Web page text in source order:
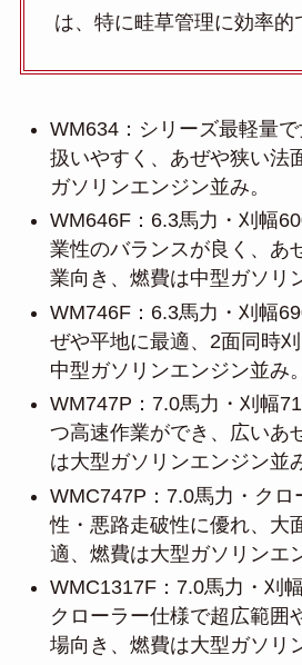
は、特に畦草管理に効率的
WM634：シリーズ最軽量
扱いやすく、あぜや狭い法
ガソリンエンジン並み。
WM646F：6.3馬力・刈幅
業性のバランスが良く、あ
業向き、燃費は中型ガソリ
WM746F：6.3馬力・刈幅
ぜや平地に最適、2面同時
中型ガソリンエンジン並み。
WM747P：7.0馬力・刈幅
つ高速作業ができ、広いあ
は大型ガソリンエンジン並
WMC747P：7.0馬力・クロ
性・悪路走破性に優れ、大
適、燃費は大型ガソリンエ
WMC1317F：7.0馬力・刈
クローラー仕様で超広範囲
場向き、燃費は大型ガソリ